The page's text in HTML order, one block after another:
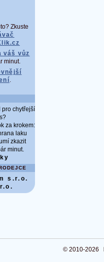
Zkuste
váš vůz
minut.
.
pro chytřejší
za krokem:
laku
zkazit
minut.
s.r.o.
© 2010-2026